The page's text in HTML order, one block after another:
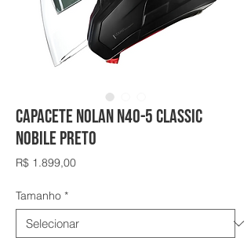
Capacete Nolan N40-5 Classic
Nobile Preto
R$ 1.899,00Preço
Tamanho *